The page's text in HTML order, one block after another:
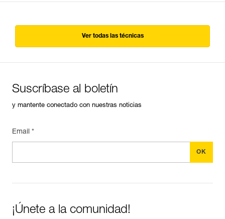
Ver todas las técnicas
Suscríbase al boletín
y mantente conectado con nuestras noticias
Email *
¡Únete a la comunidad!